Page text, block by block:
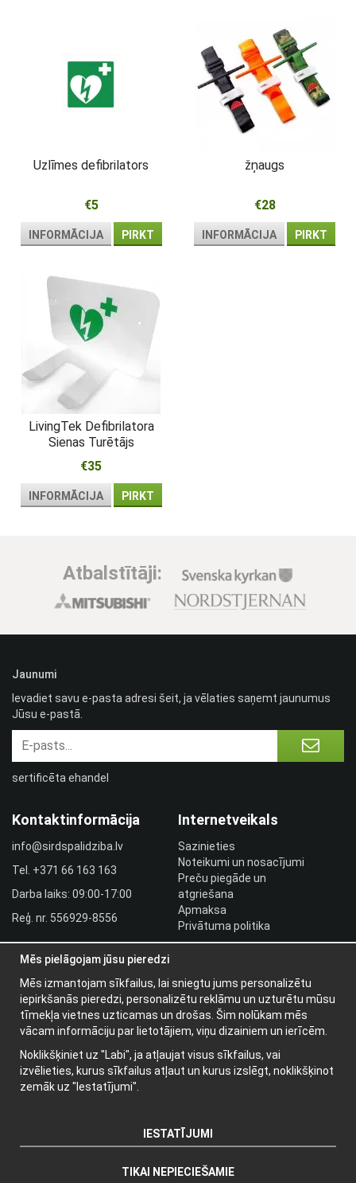
Uzlīmes defibrilators
€5
INFORMĀCIJA PIRKT
žņaugs
€28
INFORMĀCIJA PIRKT
LivingTek Defibrilatora
Sienas Turētājs
€35
INFORMĀCIJA PIRKT
Atbalstītāji:
Kontaktinformācija
info@sirdspalidziba.lv
Tel. +371 66 163 163​
Darba laiks: 09:00-17:00
Reģ. nr. 556929-8556
Internetveikals
Sazinieties
Noteikumi un nosacījumi
Preču piegāde un
atgriešana
Apmaksa
Privātuma politika
Pieslēgties
Papildu informācija
Jaunumu vēstules
Par sīkdatnēm
Jaunumi
Ievadiet savu e-pasta adresi šeit, ja vēlaties saņemt jaunumus
Jūsu e-pastā.
sertificēta ehandel
Mēs pielāgojam jūsu pieredzi
Mēs izmantojam sīkfailus, lai sniegtu jums personalizētu
iepirkšanās pieredzi, personalizētu reklāmu un uzturētu mūsu
tīmekļa vietnes uzticamas un drošas. Šim nolūkam mēs
vācam informāciju par lietotājiem, viņu dizainiem un ierīcēm.
Noklikšķiniet uz "Labi", ja atļaujat visus sīkfailus, vai
izvēlieties, kurus sīkfailus atļaut un kurus izslēgt, noklikšķinot
zemāk uz "Iestatījumi".
IESTATĪJUMI
TIKAI NEPIECIEŠAMIE